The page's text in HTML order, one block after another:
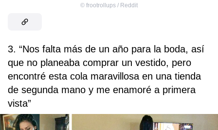
© frootrollups / Reddit
3. “Nos falta más de un año para la boda, así
que no planeaba comprar un vestido, pero
encontré esta cola maravillosa en una tienda
de segunda mano y me enamoré a primera
vista”